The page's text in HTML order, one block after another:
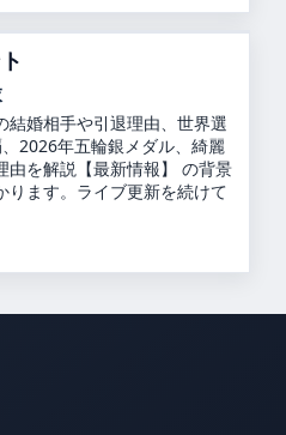
ーと二階堂ふみが結婚！9年
て別居婚を選択、馴れ初めや
詳しく解説します！ の報道は
れを追いやすいです。
ポンス重視のコンタクト・デス